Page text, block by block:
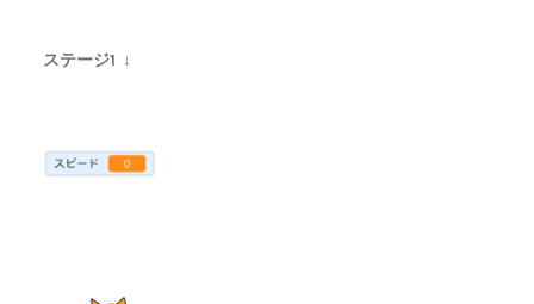
ステージ1 ↓